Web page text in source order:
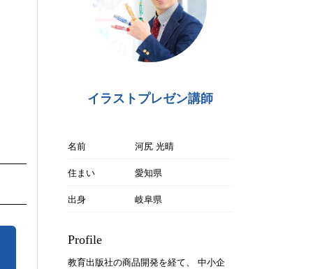
イラストプレゼン講師
名前
河尻 光晴
住まい
愛知県
出身
岐阜県
Profile
教育出版社の商品開発を経て、 中小企